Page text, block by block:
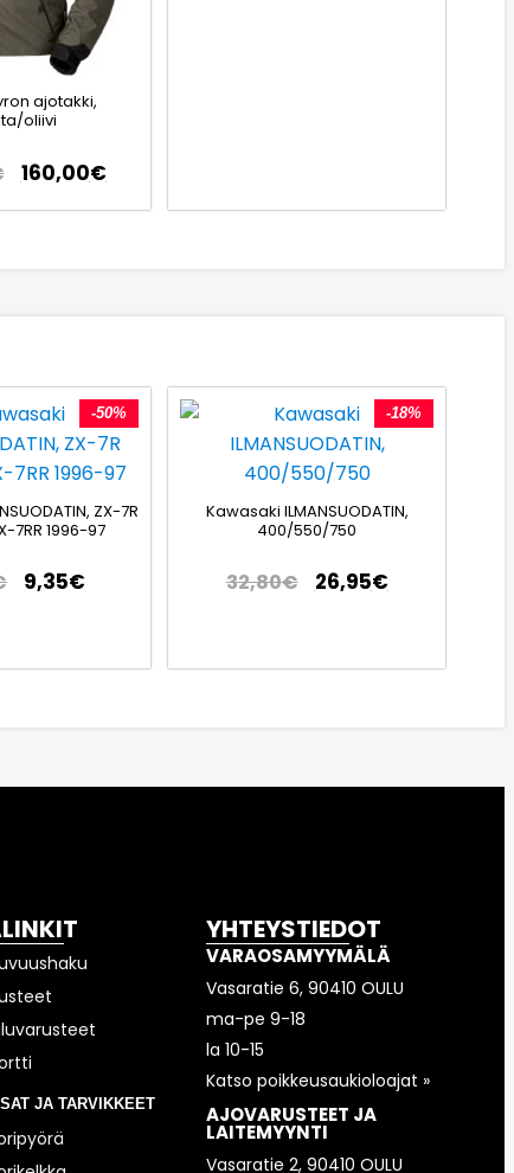
ajotakki,
oliivi
160,00€
-50%
ZX-7R
7RR 1996-97
9,35€
-18%
Kawasaki ILMANSUODATIN,
400/550/750
32,80€ 26,95€
JA TARVIKKEET
YHTEYSTIEDOT
VARAOSAMYYMÄLÄ
Vasaratie 6, 90410 OULU
ma-pe 9-18
la 10-15
Katso poikkeusaukioloajat »
AJOVARUSTEET JA
LAITEMYYNTI
Vasaratie 2, 90410 OULU